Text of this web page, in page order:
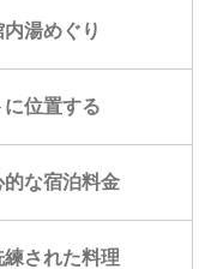
湯めぐり
位置する
な宿泊料金
された料理